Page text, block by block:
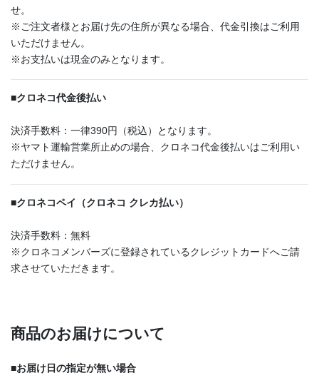
せ。
※ご注文者様とお届け先の住所が異なる場合、代金引換はご利用
いただけません。
※お支払いは現金のみとなります。
■クロネコ代金後払い
決済手数料：一律390円（税込）となります。
※ヤマト運輸営業所止めの場合、クロネコ代金後払いはご利用い
ただけません。
■クロネコペイ（クロネコ クレカ払い）
決済手数料：無料
※クロネコメンバーズに登録されているクレジットカードへご請
求させていただきます。
商品のお届けについて
■お届け日の指定が無い場合